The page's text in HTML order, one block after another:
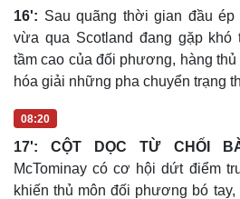
16': Sau quãng thời gian đầu
vừa qua Scotland đang gặp
tầm cao của đối phương, hàng
hóa giải những pha chuyển trạng
08:20
17': CỘT DỌC TỪ CHỐI
McTominay có cơ hội dứt điểm
khiến thủ môn đối phương bó